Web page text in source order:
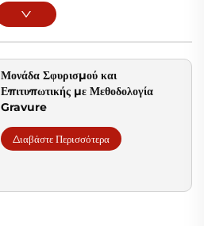
Μονάδα Σφυρισμού και
Επιτυπωτικής με Μεθοδολογία
Gravure
Διαβάστε Περισσότερα